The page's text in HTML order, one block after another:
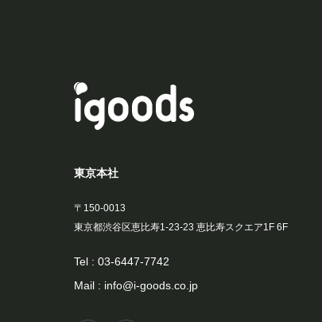
東京本社
〒150-0013
東京都渋谷区恵比寿1-23-23 恵比寿スクエア1F 6F
Tel :03-6447-7742
Mail : info@i-goods.co.jp